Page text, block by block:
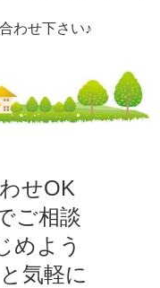
わせ下さい♪
せOK
ご相談
めよう
気軽に